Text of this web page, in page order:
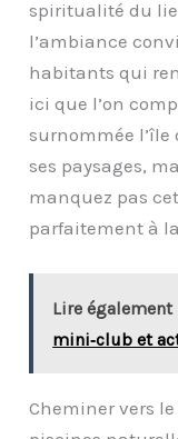
spiritualité du
l’ambiance
habitants qui
ici que l’on
surnommée
ses paysages,
manquez pas
parfaitement à
Lire également
mini‑club et
Cheminer vers